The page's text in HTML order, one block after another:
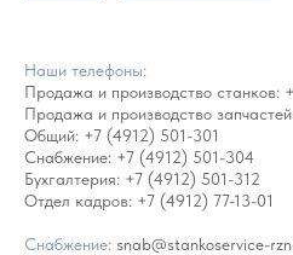
Наши телефоны:
Продажа и производство станков:
Продажа и производство
Общий: +7 (4912) 501-301
Снабжение: +7 (4912) 501-304
Бухгалтерия: +7 (4912) 501-312
Отдел кадров: +7 (4912) 77-13-01
Снабжение: snab@stankoservice-